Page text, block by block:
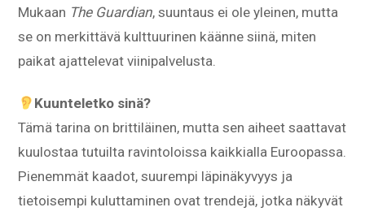
Mukaan The Guardian, suuntaus ei ole yleinen, mutta
se on merkittävä kulttuurinen käänne siinä, miten
paikat ajattelevat viinipalvelusta.
Kuunteletko sinä?
Tämä tarina on brittiläinen, mutta sen aiheet saattavat
kuulostaa tutuilta ravintoloissa kaikkialla Euroopassa.
Pienemmät kaadot, suurempi läpinäkyvyys ja
tietoisempi kuluttaminen ovat trendejä, jotka näkyvät